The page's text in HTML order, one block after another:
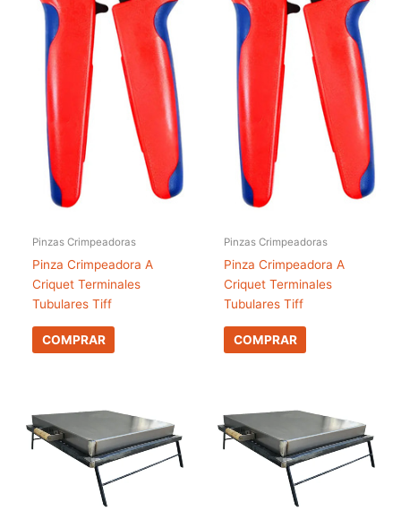
Pinzas Crimpeadoras
Pinza Crimpeadora A
Criquet Terminales
Tubulares Tiff
COMPRAR
Pinzas Crimpeadoras
Pinza Crimpeadora A
Criquet Terminales
Tubulares Tiff
COMPRAR